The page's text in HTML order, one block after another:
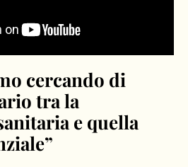
cercando di
tra la
e quella